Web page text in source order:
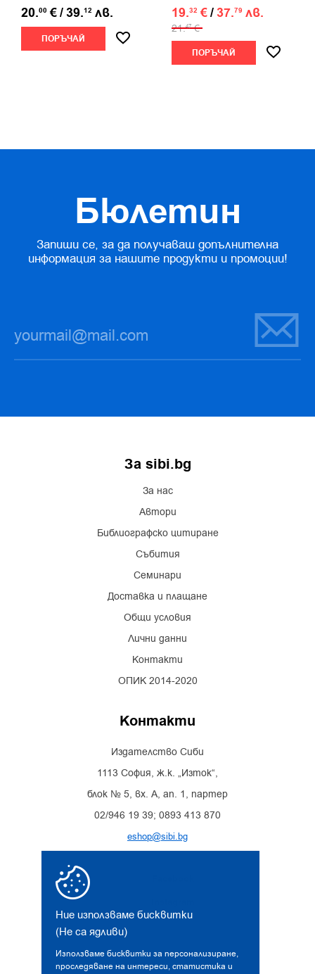
Ние използваме бисквитки
(Не са ядливи)
Използваме бисквитки за персонализиране,
проследяване на интереси, статистика и
20.00 €/39.12 лв.
ПОРЪЧАЙ
19.32 €/37.79 лв.
21.47 €
ПОРЪЧАЙ
Бюлетин
Запиши се, за да получаваш допълнителна
информация за нашите продукти и промоции!
За sibi.bg
За нас
Автори
Библиографско цитиране
Събития
Семинари
Доставка и плащане
Общи условия
Лични данни
Контакти
ОПИК 2014-2020
Контакти
Издателство Сиби
1113 София, ж.к. „Изток“,
блок № 5, вх. А, ап. 1, партер
02/946 19 39; 0893 413 870
eshop@sibi.bg